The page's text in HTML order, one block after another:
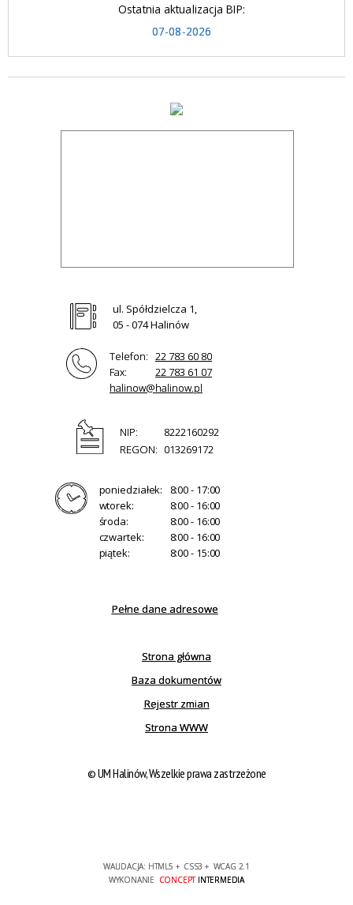
Ostatnia aktualizacja BIP:
07-08-2026
ul. Spółdzielcza 1,
05 - 074 Halinów
Telefon: 22 783 60 80
Fax:
22 783 61 07
halinow@halinow.pl
NIP:
8222160292
REGON: 013269172
poniedziałek:
8:00 - 17:00
wtorek:
8:00 - 16:00
środa:
8:00 - 16:00
czwartek:
8:00 - 16:00
piątek:
8:00 - 15:00
Pełne dane adresowe
Strona główna
Baza dokumentów
Rejestr zmian
Strona WWW
© UM Halinów, Wszelkie prawa zastrzeżone
WALIDACJA: HTML5 + CSS3 + WCAG 2.1
WYKONANIE CONCEPTINTERMEDIA